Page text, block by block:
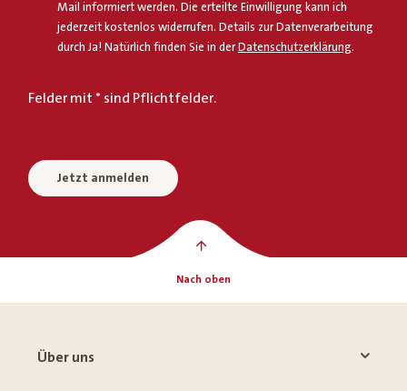
Mail informiert werden. Die erteilte Einwilligung kann ich
jederzeit kostenlos widerrufen. Details zur Datenverarbeitung
durch Ja! Natürlich finden Sie in der Datenschutzerklärung.
Felder mit * sind Pflichtfelder.
Jetzt anmelden
Nach oben
Über uns